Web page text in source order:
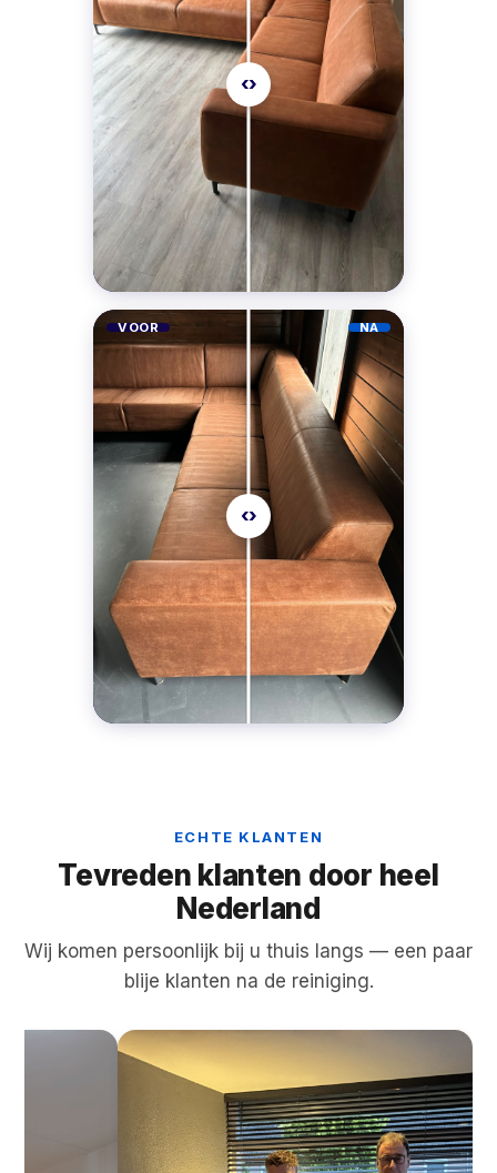
‹›
VOOR NA
‹›
ECHTE KLANTEN
Tevreden klanten door heel
Nederland
Wij komen persoonlijk bij u thuis langs — een paar
blije klanten na de reiniging.